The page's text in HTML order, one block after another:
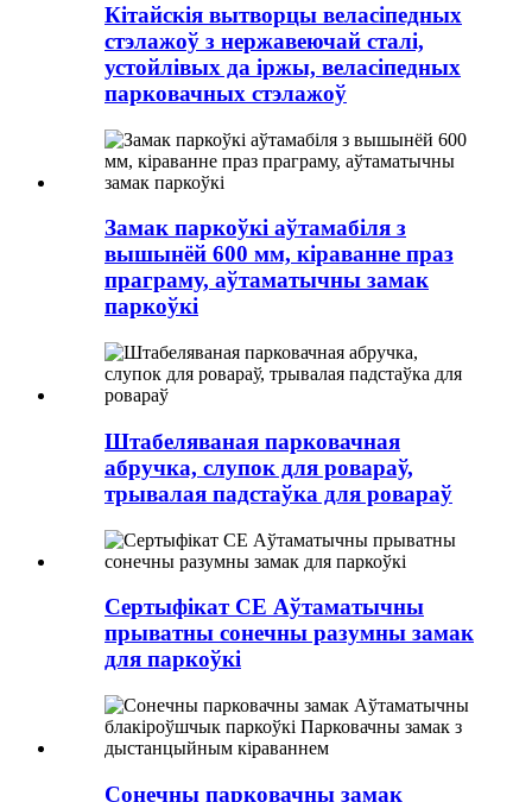
Кітайскія вытворцы веласіпедных
стэлажоў з нержавеючай сталі,
устойлівых да іржы, веласіпедных
парковачных стэлажоў
Замак паркоўкі аўтамабіля з
вышынёй 600 мм, кіраванне праз
праграму, аўтаматычны замак
паркоўкі
Штабеляваная парковачная
абручка, слупок для ровараў,
трывалая падстаўка для ровараў
Сертыфікат CE Аўтаматычны
прыватны сонечны разумны замак
для паркоўкі
Сонечны парковачны замак